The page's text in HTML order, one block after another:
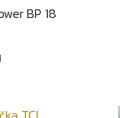
BP 18